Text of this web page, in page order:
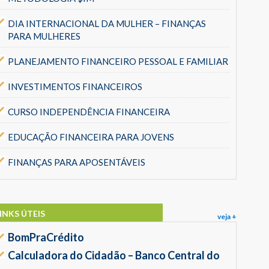
DIA INTERNACIONAL DA MULHER – FINANÇAS
PARA MULHERES
PLANEJAMENTO FINANCEIRO PESSOAL E FAMILIAR
INVESTIMENTOS FINANCEIROS
CURSO INDEPENDÊNCIA FINANCEIRA
EDUCAÇÃO FINANCEIRA PARA JOVENS
FINANÇAS PARA APOSENTÁVEIS
veja +
ÚTEIS
BomPraCrédito
Calculadora do Cidadão – Banco Central do